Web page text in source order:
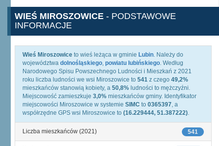
WIEŚ MIROSZOWICE - PODSTAWOWE
INFORMACJE
Wieś Miroszowice to wieś leżąca w gminie Lubin. Należy do
województwa dolnośląskiego, powiatu lubińskiego. Według
Narodowego Spisu Powszechnego Ludności i Mieszkań z 2021
roku liczba ludności we wsi Miroszowice to 541 z czego 49,2%
mieszkańców stanowią kobiety, a 50,8% ludności to mężczyźni.
Miejscowość zamieszkuje 3,0% mieszkańców gminy. Identyfikator
miejscowości Miroszowice w systemie SIMC to 0365397, a
współrzędne GPS wsi Miroszowice to (16.229444, 51.387222).
541
Liczba mieszkańców (2021)